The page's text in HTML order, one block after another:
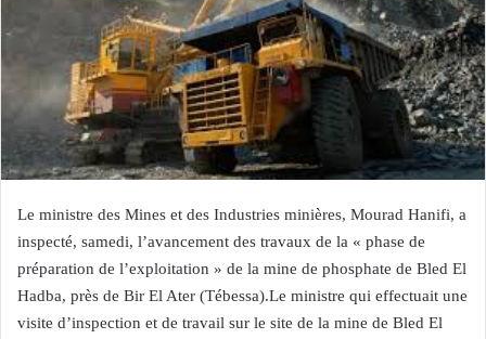
Le ministre des Mines et des Industries minières, Mourad Hanifi, a
inspecté, samedi, l’avancement des travaux de la « phase de
préparation de l’exploitation » de la mine de phosphate de Bled El
Hadba, près de Bir El Ater (Tébessa).Le ministre qui effectuait une
visite d’inspection et de travail sur le site de la mine de Bled El